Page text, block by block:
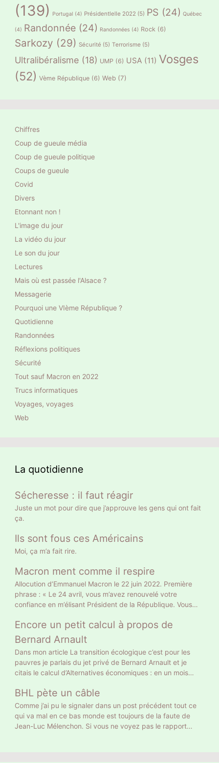
(139) Portugal (4) Présidentlelle 2022 (5) PS (24) Québec
(4) Randonnée (24) Randonnées (4) Rock (6)
Sarkozy (29) Sécurité (5) Terrorisme (5)
Ultralibéralisme (18) UMP (6) USA (11) Vosges
(52) Vème République (6) Web (7)
Chiffres
Coup de gueule média
Coup de gueule politique
Coups de gueule
Covid
Divers
Etonnant non !
L'image du jour
La vidéo du jour
Le son du jour
Lectures
Mais où est passée l'Alsace ?
Messagerie
Pourquoi une VIème République ?
Quotidienne
Randonnées
Réflexions politiques
Sécurité
Tout sauf Macron en 2022
Trucs informatiques
Voyages, voyages
Web
La quotidienne
Sécheresse : il faut réagir
Juste un mot pour dire que j’approuve les gens qui ont fait
ça.
Ils sont fous ces Américains
Moi, ça m’a fait rire.
Macron ment comme il respire
Allocution d’Emmanuel Macron le 22 juin 2022. Première
phrase : « Le 24 avril, vous m’avez renouvelé votre
confiance en m’élisant Président de la République. Vous
donnant une légitimité claire. » Gros mensonge. Le 10 avril
il a eu 9 783058 voix soit 27,85% des suffrages exprimés
et 20% des inscrits. Un Français sur 5 a approuvé son
projet tellement clair : retraite à 65 ans et allocataires du
RSA au turbin. Vous vous rappelez autre chose, vous ? Le
24 avril 18 768 639 électeurs ont voté Macron, le double.
Donc la moitié n’ont pas voté pour son projet mais pour
faire barrage à Marine Le Pen. Curieusement, sur les
chaînes d’info on commente, dans la presse écrite on
éditorialise. Peu ont pointé ce mensonge initial. Comment
faire confiance à quelqu’un qui ment dès la première
Encore un petit calcul à propos de
Bernard Arnault
Dans mon article La transition écologique c’est pour les
pauvres je parlais du jet privé de Bernard Arnault et je
citais le calcul d’Alternatives économiques : en un mois
Français moyen en 18 ans. On peut calculer autrement. 18
ans ce sont 216 mois. Donc Bernard Arnault a la même
empreinte carbone que 216 Français moyens. Et encore on
ne parle que de son jet privé. Ni de son yacht privé de 101
BHL pète un câble
Comme j’ai pu le signaler dans un post précédent tout ce
qui va mal en ce bas monde est toujours de la faute de
Jean-Luc Mélenchon. Si vous ne voyez pas le rapport